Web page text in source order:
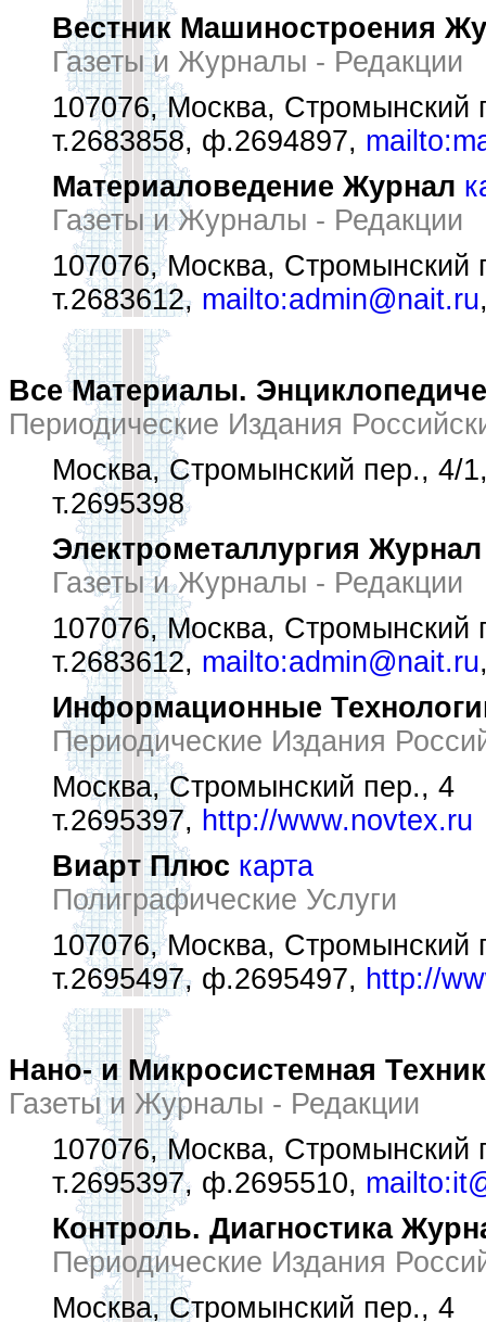
Вестник Машиностроения
Газеты и Журналы - Редакции
107076, Москва, Стромынский
т.2683858, ф.2694897,
Материаловедение Журнал
Газеты и Журналы - Редакции
107076, Москва, Стромынский
т.2683612, mailto:admin@nait.ru
Все Материалы.
Периодические Издания
Москва, Стромынский пер., 4/
т.2695398
Электрометаллургия Журнал
Газеты и Журналы - Редакции
107076, Москва, Стромынский
т.2683612, mailto:admin@nait.ru
Информационные
Периодические Издания
Москва, Стромынский пер., 4
т.2695397, http://www.novtex.ru
Виарт Плюс карта
Полиграфические Услуги
107076, Москва, Стромынский
т.2695497, ф.2695497, http://
Нано- и Микросистемная
Газеты и Журналы - Редакции
107076, Москва, Стромынский
т.2695397, ф.2695510,
Контроль. Диагностика
Периодические Издания
Москва, Стромынский пер., 4